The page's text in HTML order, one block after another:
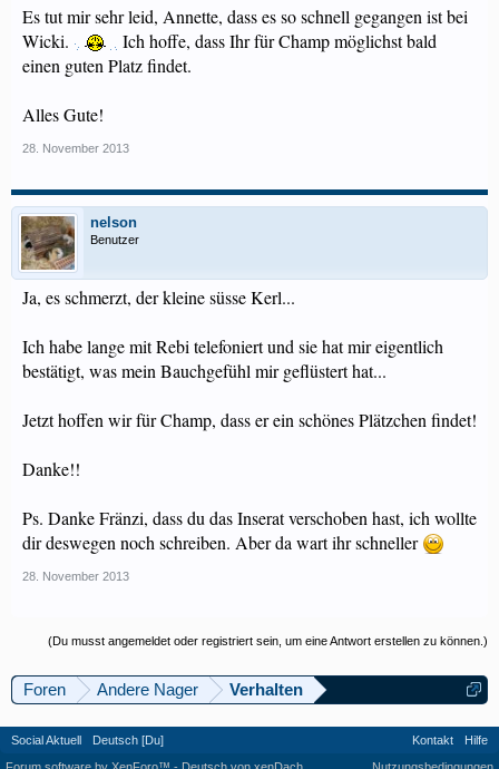
Es tut mir sehr leid, Annette, dass es so schnell gegangen ist bei
Wicki.
Ich hoffe, dass Ihr für Champ möglichst bald
einen guten Platz findet.
Alles Gute!
28. November 2013
nelson
Benutzer
Ja, es schmerzt, der kleine süsse Kerl...
Ich habe lange mit Rebi telefoniert und sie hat mir eigentlich
bestätigt, was mein Bauchgefühl mir geflüstert hat...
Jetzt hoffen wir für Champ, dass er ein schönes Plätzchen findet!
Danke!!
Ps. Danke Fränzi, dass du das Inserat verschoben hast, ich wollte
dir deswegen noch schreiben. Aber da wart ihr schneller
28. November 2013
(Du musst angemeldet oder registriert sein, um eine Antwort erstellen zu können.)
Foren Andere Nager Verhalten
Social Aktuell Deutsch [Du] Kontakt
Hilfe